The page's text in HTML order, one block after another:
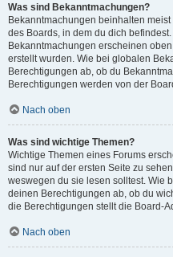
Was sind Bekanntmachungen?
Bekanntmachungen beinhalten
des Boards, in dem du dich
Bekanntmachungen erscheinen
erstellt wurden. Wie bei globalen
Berechtigungen ab, ob du
Berechtigungen werden von der
Nach oben
Was sind wichtige Themen?
Wichtige Themen eines Forums
sind nur auf der ersten Seite zu
weswegen du sie lesen solltest. Wie
deinen Berechtigungen ab, ob du
die Berechtigungen stellt die Board-
Nach oben